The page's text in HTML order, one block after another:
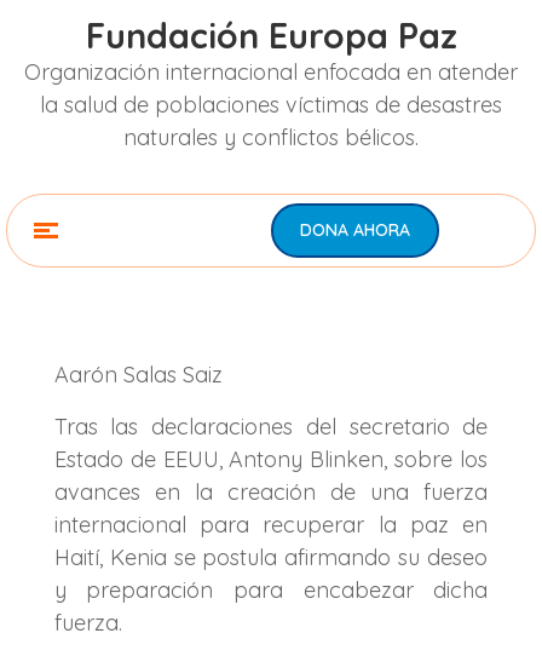
Fundación Europa Paz
Organización internacional enfocada en atender
la salud de poblaciones víctimas de desastres
naturales y conflictos bélicos.
DONA AHORA
Aarón Salas Saiz
Tras las declaraciones del secretario de
Estado de EEUU, Antony Blinken, sobre los
avances en la creación de una fuerza
internacional para recuperar la paz en
Haití, Kenia se postula afirmando su deseo
y preparación para encabezar dicha
fuerza.